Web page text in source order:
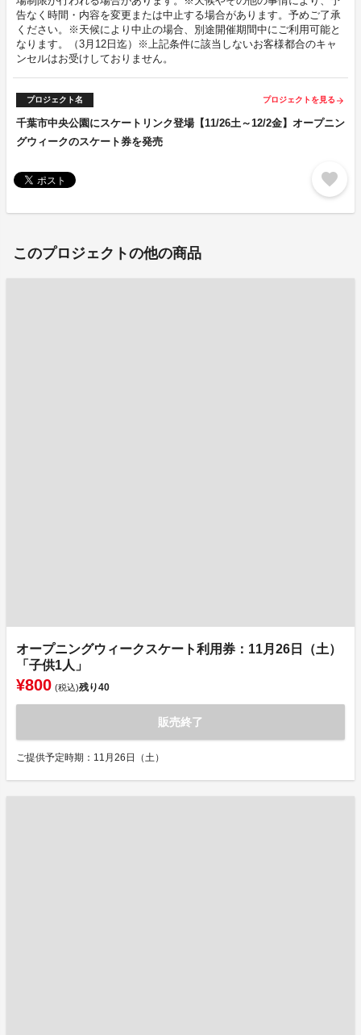
告なく時間・内容を変更または中止する場合があります。予めご了承
ください。※天候により中止の場合、別途開催期間中にご利用可能と
なります。（3月12日迄）※上記条件に該当しないお客様都合のキャ
ンセルはお受けしておりません。
プロジェクト名 プロジェクトを見る arrow_forward
千葉市中央公園にスケートリンク登場【11/26土～12/2金】オープニン
グウィークのスケート券を発売
favorite
このプロジェクトの他の商品
オープニングウィークスケート利用券：11月26日（土）
「子供1人」
¥800 (税込)残り40
販売終了
ご提供予定時期：11月26日（土）